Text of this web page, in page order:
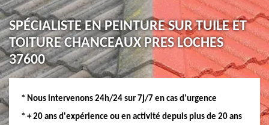
SPÉCIALISTE EN PEINTURE SUR TUILE ET
TOITURE CHANCEAUX PRES LOCHES
37600
* Nous intervenons 24h/24 sur 7j/7 en cas d'urgence
* + 20 ans d'expérience ou en activité depuis plus de 20 ans